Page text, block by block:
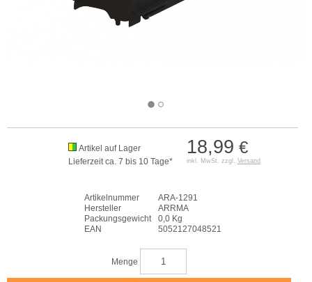
18,99 €
inkl. MwSt. zzgl. Versand
Artikel auf Lager
Lieferzeit ca. 7 bis 10 Tage*
Artikelnummer
ARA-1291
Hersteller
ARRMA
Packungsgewicht
0,0 Kg
EAN
5052127048521
Menge